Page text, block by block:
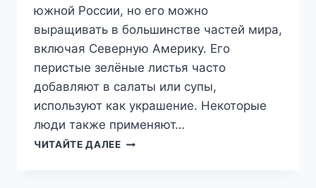
южной России, но его можно
выращивать в большинстве частей мира,
включая Северную Америку. Его
перистые зелёные листья часто
добавляют в салаты или супы,
используют как украшение. Некоторые
люди также применяют…
ЧИТАЙТЕ ДАЛЕЕПОЛЬЗА